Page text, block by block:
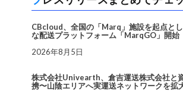
CBcloud、全国の「Marq」施設を起点と
な配送プラットフォーム「MarqGO」開始
2026年8月5日
株式会社Univearth、倉吉運送株式会社と
携〜山陰エリアへ実運送ネットワークを拡